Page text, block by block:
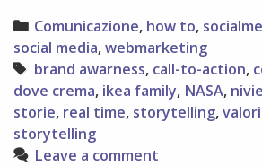
per
rinforzare
lo
storytelling
visuale
Categories
Comunicazione, how to,
social media,webmarketing
Tags
brand awarness, call-to-action,
dove crema, ikea family, NASA,
storie, real time, storytelling,
storytelling
Leave a comment